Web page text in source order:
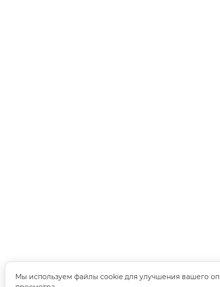
Мы используем файлы cookie для улучшения вашего